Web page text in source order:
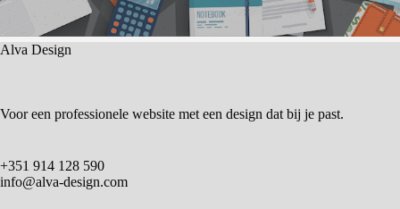
Alva Design
Voor een professionele website met een design dat bij je past.
+351 914 128 590
info@alva-design.com